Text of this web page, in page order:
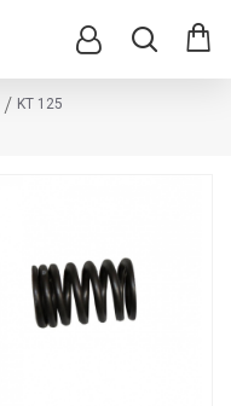
KT 125